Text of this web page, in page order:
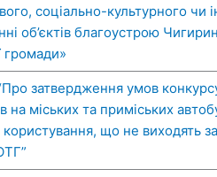
соціально-культурного чи
об’єктів благоустрою
громади»
затвердження умов
на міських та приміських
що не виходять